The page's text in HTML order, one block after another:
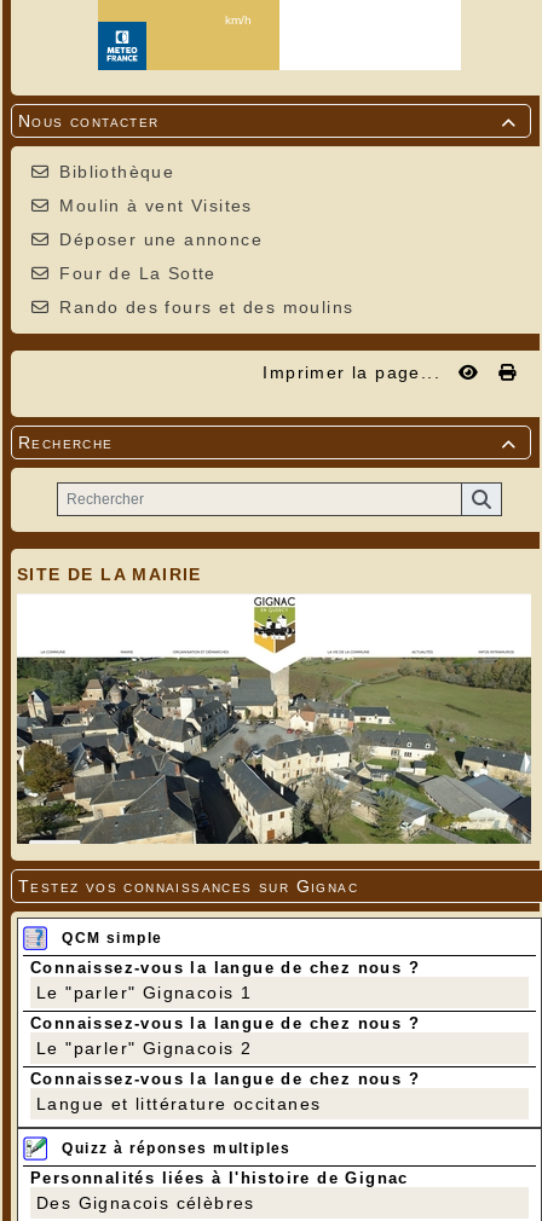

Nous contacter
Bibliothèque
Moulin à vent Visites
Déposer une annonce
Four de La Sotte
Rando des fours et des moulins
Imprimer la page...

Recherche
SITE DE LA MAIRIE
Testez vos connaissances sur Gignac
QCM simple
Connaissez-vous la langue de chez nous ?
Le "parler" Gignacois 1
Connaissez-vous la langue de chez nous ?
Le "parler" Gignacois 2
Connaissez-vous la langue de chez nous ?
Langue et littérature occitanes
Quizz à réponses multiples
Personnalités liées à l'histoire de Gignac
Des Gignacois célèbres